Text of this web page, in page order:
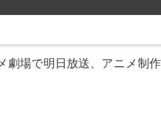
メ劇場で明日放送、アニメ制作